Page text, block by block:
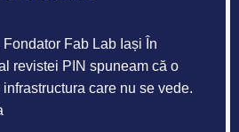
Fab Lab Iași În
revistei PIN spuneam că o
care nu se vede.